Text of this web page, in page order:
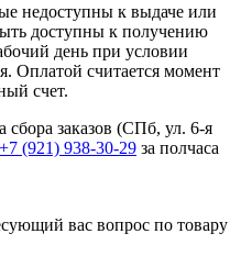
недоступны к выдаче или
доступны к получению
день при условии
Оплатой считается момент
счет.
заказов (СПб, ул. 6-я
+7 (921) 938-30-29 за полчаса
вас вопрос по товару